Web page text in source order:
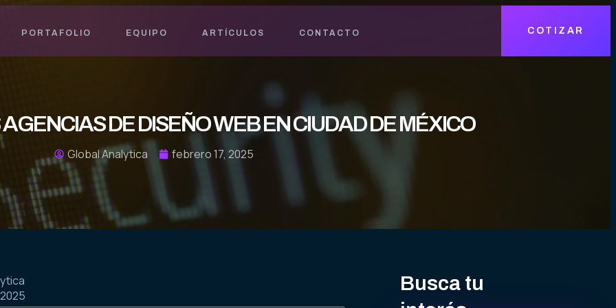
PORTAFOLIO EQUIPO ARTÍCULOS CONTACTO COTIZAR
DE DISEÑO WEB EN CIUDAD DE MÉXICO
Global Analytica febrero 17, 2025
Busca tu